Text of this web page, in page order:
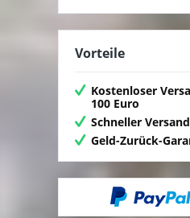
Vorteile
Kostenloser
100 Euro
Schneller Versand
Geld-Zurück-